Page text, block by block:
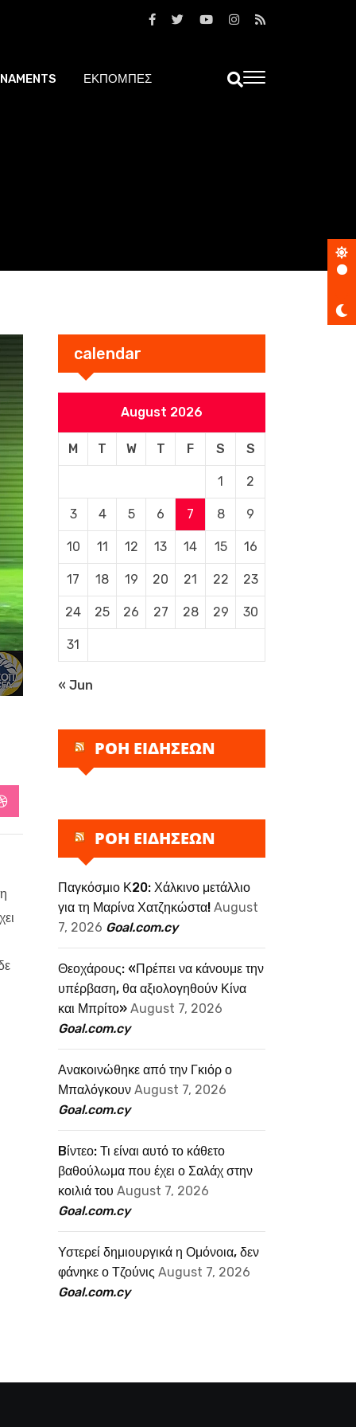
ΕΚΠΟΜΠΕΣ
StumbleUpon
calendar
August 2026
M T W T F S S
1 2
3 4 5 6 7 8 9
10 11 12 13 14 15 16
17 18 19 20 21 22 23
24 25 26 27 28 29 30
31
« Jun
ΡΟΗ ΕΙΔΗΣΕΩΝ
ΡΟΗ ΕΙΔΗΣΕΩΝ
Παγκόσμιο Κ20: Χάλκινο μετάλλιο
για τη Μαρίνα Χατζηκώστα! August
7, 2026 Goal.com.cy
Θεοχάρους: «Πρέπει να κάνουμε την
υπέρβαση, θα αξιολογηθούν Κίνα
και Μπρίτο» August 7, 2026
Goal.com.cy
Ανακοινώθηκε από την Γκιόρ ο
Μπαλόγκουν August 7, 2026
Goal.com.cy
Bίντεο: Τι είναι αυτό το κάθετο
βαθούλωμα που έχει ο Σαλάχ στην
κοιλιά του August 7, 2026
Goal.com.cy
Υστερεί δημιουργικά η Ομόνοια, δεν
φάνηκε ο Τζούνις August 7, 2026
Goal.com.cy